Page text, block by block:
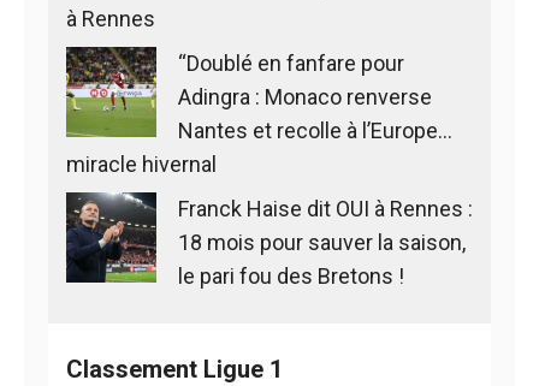
à Rennes
“Doublé en fanfare pour
Adingra : Monaco renverse
Nantes et recolle à l’Europe…
miracle hivernal
Franck Haise dit OUI à Rennes :
18 mois pour sauver la saison,
le pari fou des Bretons !
Classement Ligue 1